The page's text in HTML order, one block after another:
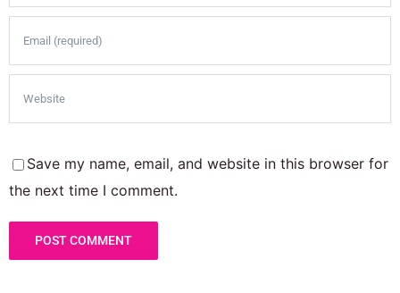
Save my name, email, and website in this browser for
the next time I comment.